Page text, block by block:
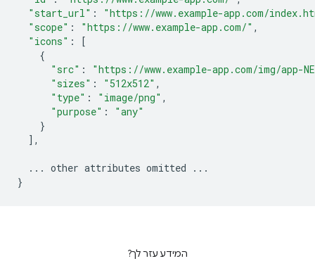
"start_url" :
"https://www.example-app.com/
"scope" : "https://www.example-app.com/" ,
"icons" :
[
{
"src" :
"https://www.example-app.com/img/app-
"sizes" : "512x512" ,
"type" : "image/png" ,
"purpose" :
"any"
}
],
... other attributes omitted
...
}
המידע עזר לך?